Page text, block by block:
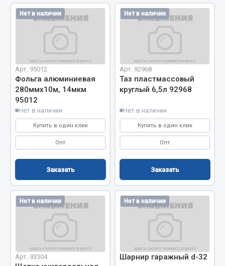
Весь раздел
Двигатель
Мост задний
Система питания
Система выпуска газа
Система охлаждения
Сцепление
Тормозная система
Показать ещё
Весь раздел
Система питания
Нет в наличии
Арт. 95012
Фольга алюминиевая
280ммх10м, 14мкм
95012
Нет в наличии
Купить в один клик
Опт
Заказать
Нет в наличии
Арт. 92968
Таз пластмассовый
круглый 6,5л 92968
Нет в наличии
Купить в один клик
Опт
Заказать
Нет в наличии
Арт. 93304
Нет в наличии
Шарнир гаражный d-32